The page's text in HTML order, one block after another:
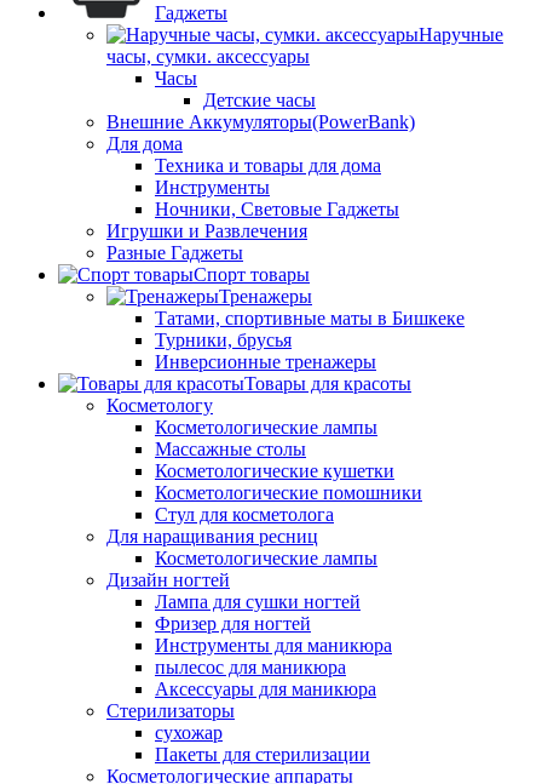
Гаджеты
Наручные
часы, сумки. аксессуары
Часы
Детские часы
Внешние Аккумуляторы(PowerBank)
Для дома
Техника и товары для дома
Инструменты
Ночники, Световые Гаджеты
Игрушки и Развлечения
Разные Гаджеты
Спорт товары
Тренажеры
Татами, спортивные маты в Бишкеке
Турники, брусья
Инверсионные тренажеры
Товары для красоты
Косметологу
Косметологические лампы
Массажные столы
Косметологические кушетки
Косметологические помошники
Стул для косметолога
Для наращивания ресниц
Косметологические лампы
Дизайн ногтей
Лампа для сушки ногтей
Фризер для ногтей
Инструменты для маникюра
пылесос для маникюра
Аксессуары для маникюра
Стерилизаторы
сухожар
Пакеты для стерилизации
Косметологические аппараты